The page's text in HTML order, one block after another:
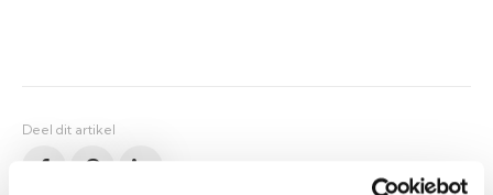
Deel dit artikel